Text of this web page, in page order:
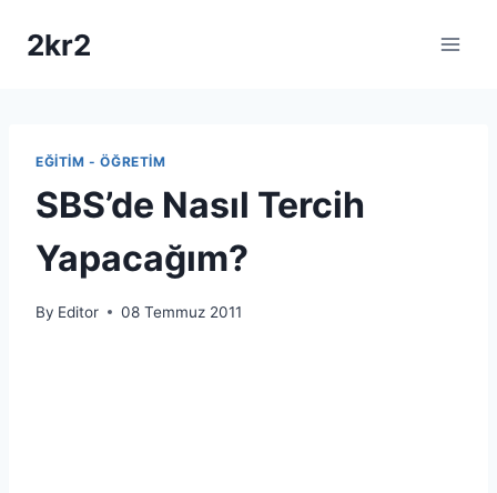
2kr2
EĞITIM - ÖĞRETIM
SBS’de Nasıl Tercih
Yapacağım?
By Editor 08 Temmuz 2011